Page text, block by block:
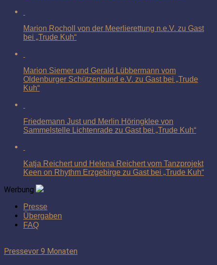
Marion Rocholl von der Meerlierettung n.e.V. zu Gast
bei „Trude Kuh“
Marion Siemer und Gerald Lübbermann vom
Oldenburger Schützenbund e.V. zu Gast bei „Trude
Kuh“
Friedemann Just und Merlin Höringklee von
Sammelstelle Lichtenrade zu Gast bei „Trude Kuh“
Katja Reichert und Helena Reichert vom Tanzprojekt
Keen on Rhythm Erzgebirge zu Gast bei „Trude Kuh“
Werbung
Presse
Übergaben
FAQ
Pressevor 9 Monaten